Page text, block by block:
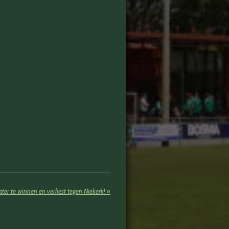
te winnen en verliest tegen Niekerk! »